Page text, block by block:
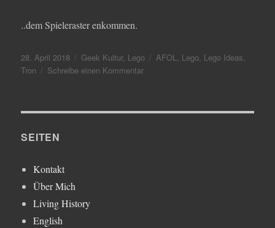
..dem Spieleraster enkommen.
Veröffentlicht
am
28. April 2018 Kategorien
Geek Kultur, Lego Schlagwörter
AFOL, Lego, Lego Ideas,
Tron
Schreibe einen Kommentarzu
SEITEN
Kontakt
Über Mich
Living History
English